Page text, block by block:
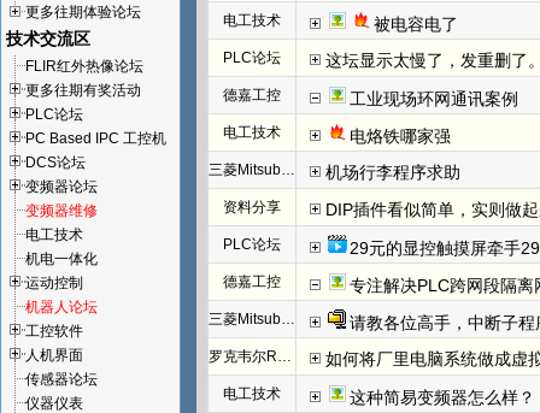
更多往期体验论坛
技术交流区
FLIR红外热像论坛
更多往期有奖活动
PLC论坛
PC Based IPC 工控机
DCS论坛
变频器论坛
变频器维修
电工技术
机电一体化
运动控制
机器人论坛
工控软件
人机界面
传感器论坛
仪器仪表
电工技术 被电容电了
PLC论坛 这坛显示太慢了，发重删了
德嘉工控 工业现场环网通讯案例
电工技术 电烙铁哪家强
三菱Mitsubishi 机场行李程序求助
资料分享 DIP插件看似简单，实则做
PLC论坛 29元的显控触摸屏牵手
德嘉工控 专注解决PLC跨网段隔离
三菱Mitsubishi 请教各位高手，中断子
罗克韦尔Rockwell(AB) 如何将厂里电脑系统做成虚
电工技术 这种简易变频器怎么样？